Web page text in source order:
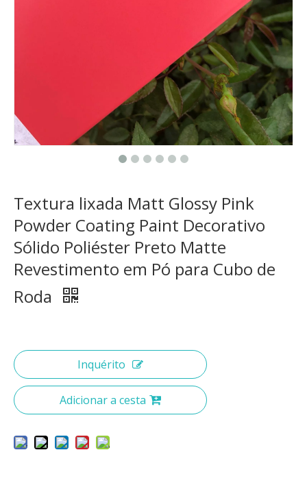
Textura lixada Matt Glossy Pink
Powder Coating Paint Decorativo
Sólido Poliéster Preto Matte
Revestimento em Pó para Cubo de
Roda
Inquérito
Adicionar a cesta